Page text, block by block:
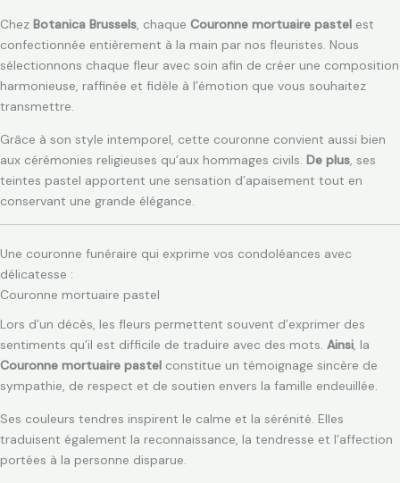
Chez Botanica Brussels, chaque Couronne mortuaire pastel est
confectionnée entièrement à la main par nos fleuristes. Nous
sélectionnons chaque fleur avec soin afin de créer une composition
harmonieuse, raffinée et fidèle à l’émotion que vous souhaitez
transmettre.
Grâce à son style intemporel, cette couronne convient aussi bien
aux cérémonies religieuses qu’aux hommages civils. De plus, ses
teintes pastel apportent une sensation d’apaisement tout en
conservant une grande élégance.
Une couronne funéraire qui exprime vos condoléances avec
délicatesse :
Couronne mortuaire pastel
Lors d’un décès, les fleurs permettent souvent d’exprimer des
sentiments qu’il est difficile de traduire avec des mots. Ainsi, la
Couronne mortuaire pastel constitue un témoignage sincère de
sympathie, de respect et de soutien envers la famille endeuillée.
Ses couleurs tendres inspirent le calme et la sérénité. Elles
traduisent également la reconnaissance, la tendresse et l’affection
portées à la personne disparue.